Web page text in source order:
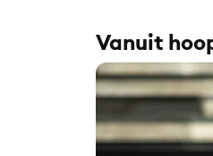
Vanuit